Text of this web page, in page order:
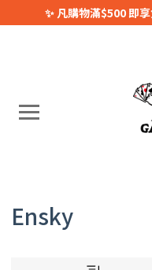
✨ 凡購物滿$500 即
Ensky